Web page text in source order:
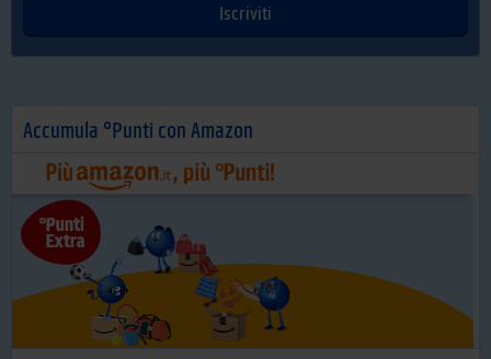
Iscriviti
Accumula °Punti con Amazon